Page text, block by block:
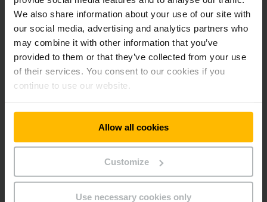
We also share information about your use of our site with
our social media, advertising and analytics partners who
may combine it with other information that you’ve
provided to them or that they’ve collected from your use
of their services. You consent to our cookies if you
continue to use our website.
Allow all cookies
Customize
Use necessary cookies only
skladů
Objednejte si revizi regálů i Vy!
Další informace o produktech zajišťujících
bezpečnost skladů:
Ochrana skladů
PDF(17,1 KB)
OBRAŤTE SE NA NÁS! RÁDI VÁM PORADÍME.